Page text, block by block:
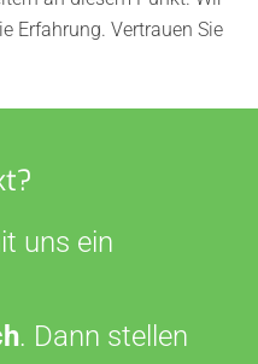
Erfahrung. Vertrauen Sie
uns ein
. Dann stellen